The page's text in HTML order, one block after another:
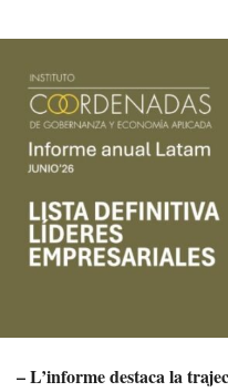
– L’informe destaca la